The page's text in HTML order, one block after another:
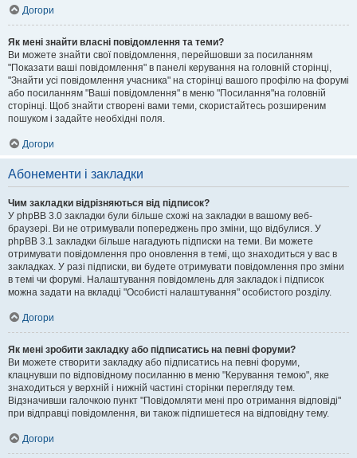
Догори
Як мені знайти власні повідомлення та теми?
Ви можете знайти свої повідомлення, перейшовши за посиланням
"Показати ваші повідомлення" в панелі керування на головній сторінці,
"Знайти усі повідомлення учасника" на сторінці вашого профілю на форумі
або посиланням "Ваші повідомлення" в меню "Посилання"на головній
сторінці. Щоб знайти створені вами теми, скористайтесь розширеним
пошуком і задайте необхідні поля.
Догори
Абонементи і закладки
Чим закладки відрізняються від підписок?
У phpBB 3.0 закладки були більше схожі на закладки в вашому веб-
браузері. Ви не отримували попереджень про зміни, що відбулися. У
phpBB 3.1 закладки більше нагадують підписки на теми. Ви можете
отримувати повідомлення про оновлення в темі, що знаходиться у вас в
закладках. У разі підписки, ви будете отримувати повідомлення про зміни
в темі чи форумі. Налаштування повідомлень для закладок і підписок
можна задати на вкладці "Особисті налаштування" особистого розділу.
Догори
Як мені зробити закладку або підписатись на певні форуми?
Ви можете створити закладку або підписатись на певні форуми,
клацнувши по відповідному посиланню в меню "Керування темою", яке
знаходиться у верхній і нижній частині сторінки перегляду тем.
Відзначивши галочкою пункт "Повідомляти мені про отримання відповіді"
при відправці повідомлення, ви також підпишетеся на відповідну тему.
Догори